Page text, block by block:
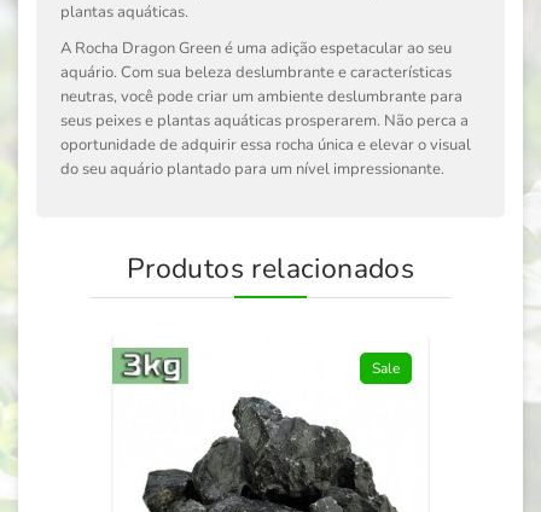
plantas aquáticas.
A Rocha Dragon Green é uma adição espetacular ao seu
aquário. Com sua beleza deslumbrante e características
neutras, você pode criar um ambiente deslumbrante para
seus peixes e plantas aquáticas prosperarem. Não perca a
oportunidade de adquirir essa rocha única e elevar o visual
do seu aquário plantado para um nível impressionante.
Produtos relacionados
Sale